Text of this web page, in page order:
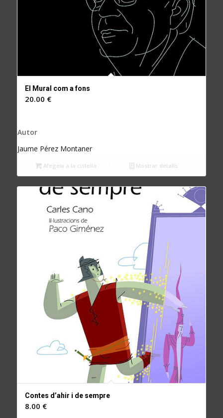
El Mural com a fons
20.00 €
Autor
Jaume Pérez Montaner
Afegeix a la cistella Mostrar detalls
Contes d’ahir i de sempre
8.00 €